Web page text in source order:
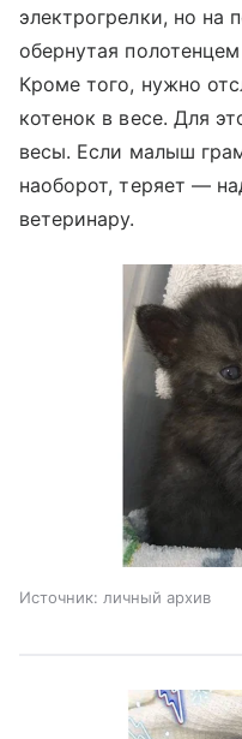
электрогрелки, но на
обернутая
Кроме того, нужно
котенок в весе. Для
весы. Если малыш
наоборот, теряет —
ветеринару.
Источник: личный архив